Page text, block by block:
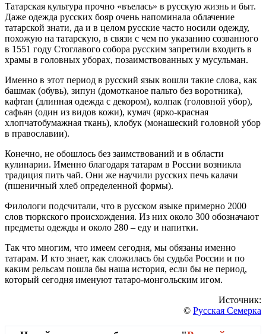
Татарская культура прочно «въелась» в русскую жизнь и быт.
Даже одежда русских бояр очень напоминала облачение
татарской знати, да и в целом русские часто носили одежду,
похожую на татарскую, в связи с чем по указанию созванного
в 1551 году Стоглавого собора русским запретили входить в
храмы в головных уборах, позаимствованных у мусульман.
Именно в этот период в русский язык вошли такие слова, как
башмак (обувь), зипун (домотканое пальто без воротника),
кафтан (длинная одежда с декором), колпак (головной убор),
сафьян (один из видов кожи), кумач (ярко-красная
хлопчатобумажная ткань), клобук (монашеский головной убор
в православии).
Конечно, не обошлось без заимствований и в области
кулинарии. Именно благодаря татарам в России возникла
традиция пить чай. Они же научили русских печь калачи
(пшеничный хлеб определенной формы).
Филологи подсчитали, что в русском языке примерно 2000
слов тюркского происхождения. Из них около 300 обозначают
предметы одежды и около 280 – еду и напитки.
Так что многим, что имеем сегодня, мы обязаны именно
татарам. И кто знает, как сложилась бы судьба России и по
каким рельсам пошла бы наша история, если бы не период,
который сегодня именуют татаро-монгольским игом.
Источник:
© Русская Семерка